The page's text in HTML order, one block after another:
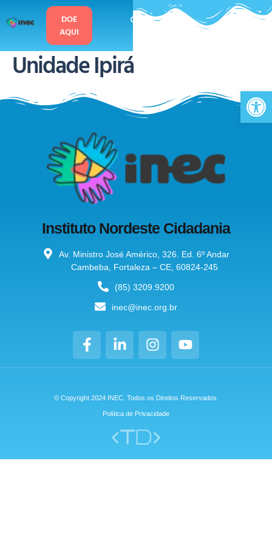
DOE
AQUI
Unidade Ipirá
Instituto Nordeste Cidadania
Av. Ministro José Américo, 326. Ed. 6º Andar
Cambeba, Fortaleza – CE, 60824-245
(85) 3209.9200
inec@inec.org.br
© Copyright 2024 INEC. Todos os Direitos Reservados.
Política de Privacidade